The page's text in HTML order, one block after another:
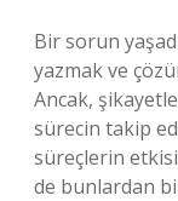
Bir sorun
yazmak ve
Ancak,
sürecin takip
süreçlerin etkisi
de bunlardan